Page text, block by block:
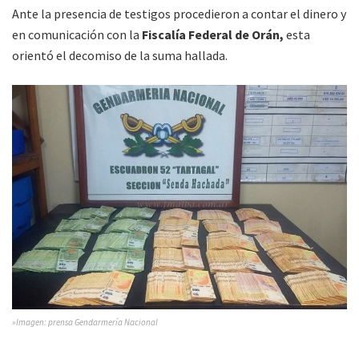
Ante la presencia de testigos procedieron a contar el dinero y
en comunicación con la Fiscalía Federal de Orán, esta
orientó el decomiso de la suma hallada.
»Imagen: prensa Gendarmería Nacional